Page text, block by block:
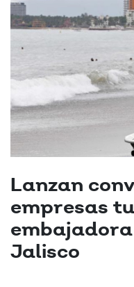
Lanzan
empresas
Jalisco